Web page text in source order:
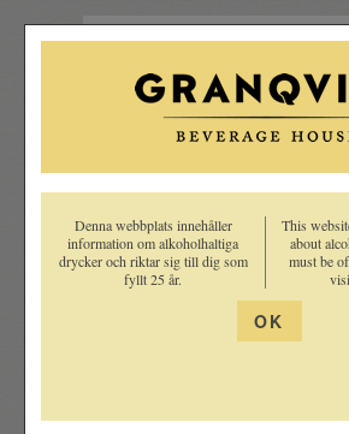
SORTIMENT
CLUB
MAGASINET
Denna webbplats innehåller
information om alkoholhaltiga
drycker och riktar sig till dig som
fyllt 25 år.
This
about
must be
OK